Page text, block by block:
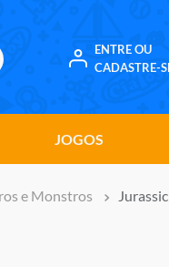
ENTRE OU
CADASTRE-
JOGOS
e Monstros